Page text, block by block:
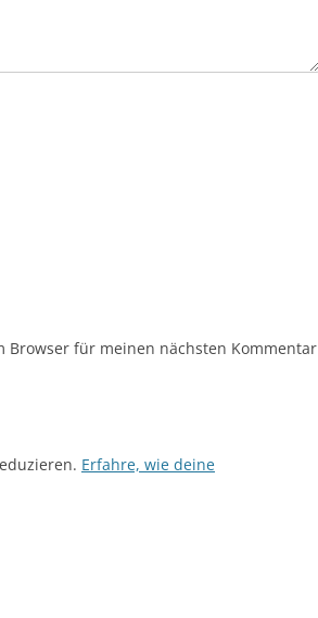
Browser für meinen nächsten Kommentar
Erfahre, wie deine